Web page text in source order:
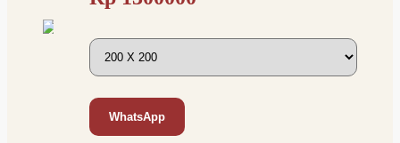
WhatsApp